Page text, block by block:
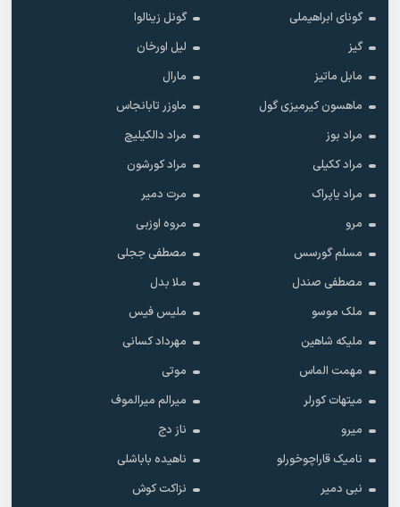
گونای ابراهیملی
گونل زینالوا
گیز
لیل اورخان
مابل ماتیز
مارال
ماهسون کیرمیزی گول
ماوزر تابانجاس
مراد بوز
مراد دالکیلیچ
مراد ککیلی
مراد کورشون
مراد یاپراک
مرت دمیر
مرو
مروه اوزبی
مسلم گورسس
مصطفی ججلی
مصطفی صندل
ملا بدل
ملک موسو
ملیس فیس
ملیکه شاهین
مهرداد کسانی
مهمت الماس
موتی
میتهات کورلر
میرالم میرالموف
میرو
ناز دج
نامیک قاراچوخورلو
ناهیده باباشلی
نبی دمیر
نزاکت کوش